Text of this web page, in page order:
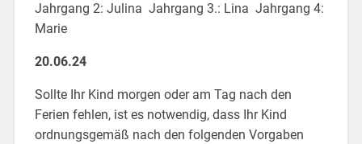
Jahrgang 2: Julina Jahrgang 3.: Lina Jahrgang 4:
Marie
20.06.24
Sollte Ihr Kind morgen oder am Tag nach den
Ferien fehlen, ist es notwendig, dass Ihr Kind
ordnungsgemäß nach den folgenden Vorgaben